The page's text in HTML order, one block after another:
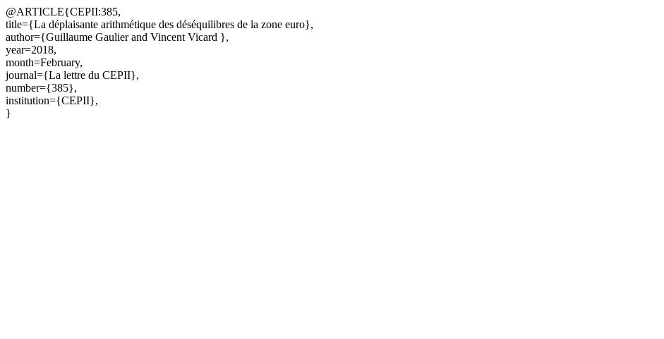
@ARTICLE{CEPII:385,
title={La déplaisante arithmétique des déséquilibres de la zone euro},
author={Guillaume Gaulier and Vincent Vicard },
year=2018,
month=February,
journal={La lettre du CEPII},
number={385},
institution={CEPII},
}